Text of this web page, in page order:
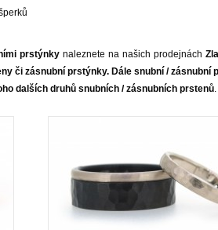
prstýnkynaleznete na našich prodejnách
či zásnubní prstýnky. Dále snubní /
dalších druhů snubních / zásnubních prstenů.